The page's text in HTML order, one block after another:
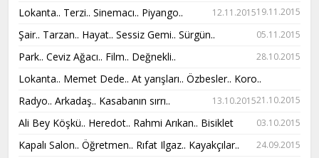
19.11.2015
Lokanta.. Terzi.. Sinemacı.. Piyango.. 12.11.2015
Şair.. Tarzan.. Hayat.. Sessiz Gemi.. Sürgün.. 05.11.2015
Park.. Ceviz Ağacı.. Film.. Değnekli.. 28.10.2015
Lokanta.. Memet Dede.. At yarışları.. Özbesler.. Koro..
21.10.2015
Radyo.. Arkadaş.. Kasabanın sırrı.. 13.10.2015
Ali Bey Köşkü.. Heredot.. Rahmi Arıkan.. Bisiklet 03.10.2015
Kapalı Salon.. Öğretmen.. Rıfat Ilgaz.. Kayakçılar.. 24.09.2015